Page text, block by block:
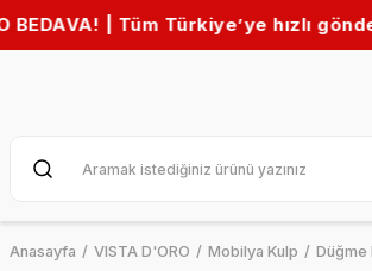
| Tüm Türkiye’ye hızlı gönderim 🚚
Anasayfa VISTA D'ORO Mobilya Kulp Düğme